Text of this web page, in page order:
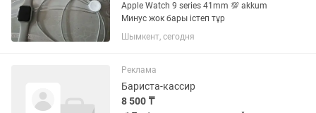
Apple Watch 9 series 41mm 💯 akkum
Минус жок бары істеп тұр
Шымкент, сегодня
Реклама
Бариста-кассир
8 500 ₸